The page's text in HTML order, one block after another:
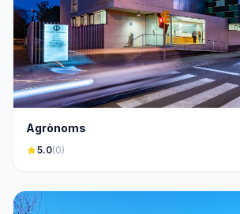
Agrònoms
star5.0(0)